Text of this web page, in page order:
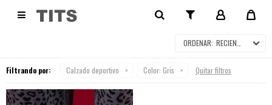
 CALZADO DEPORTIVO
RECIENTES
Filtrando por: Calzado deportivo Color: Gris Quitar filtros